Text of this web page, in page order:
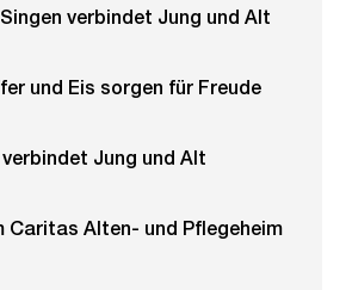
verbindet Jung und Alt
und Eis sorgen für Freude
Jung und Alt
Caritas Alten- und Pflegeheim